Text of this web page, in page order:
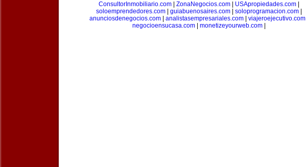
ConsultorInmobiliario.com| ZonaNegocios.com| USApropiedades.com|
soloemprendedores.com| guiabuenosaires.com| soloprogramacion.com|
anunciosdenegocios.com| analistasempresariales.com| viajeroejecutivo.com|
negocioensucasa.com| monetizeyourweb.com|